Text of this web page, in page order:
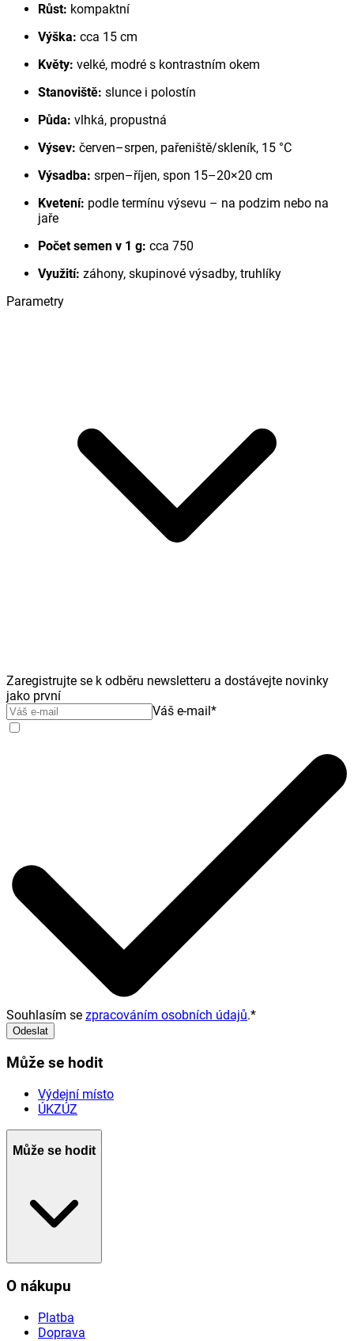
Růst: kompaktní
Výška: cca 15 cm
Květy: velké, modré s kontrastním okem
Stanoviště: slunce i polostín
Půda: vlhká, propustná
Výsev: červen–srpen, pařeniště/skleník, 15 °C
Výsadba: srpen–říjen, spon 15–20×20 cm
Kvetení: podle termínu výsevu – na podzim nebo na
jaře
Počet semen v 1 g: cca 750
Využití: záhony, skupinové výsadby, truhlíky
Parametry
Zaregistrujte se k odběru newsletteru a dostávejte novinky
jako první
Váš e-mail*
Souhlasím se zpracováním osobních údajů.*
Odeslat
Může se hodit
Výdejní místo
ÚKZÚZ
Může se hodit
O nákupu
Platba
Doprava